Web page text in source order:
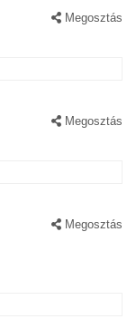
Megosztás
Megosztás
Megosztás